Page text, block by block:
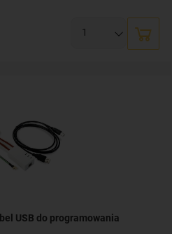
USB do programowania